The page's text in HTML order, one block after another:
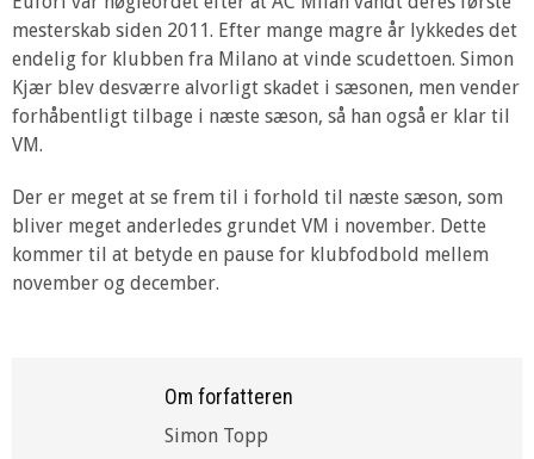
mesterskab siden 2011. Efter mange magre år lykkedes det
endelig for klubben fra Milano at vinde scudettoen. Simon
Kjær blev desværre alvorligt skadet i sæsonen, men vender
forhåbentligt tilbage i næste sæson, så han også er klar til
VM.
Der er meget at se frem til i forhold til næste sæson, som
bliver meget anderledes grundet VM i november. Dette
kommer til at betyde en pause for klubfodbold mellem
november og december.
Om forfatteren
Simon Topp